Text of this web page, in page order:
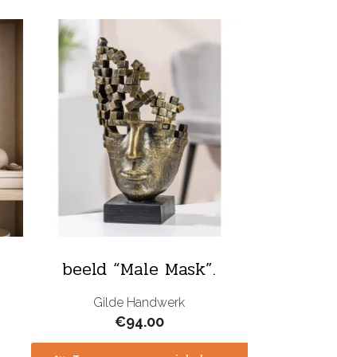
beeld “Male Mask”.
Gilde Handwerk
€94.00